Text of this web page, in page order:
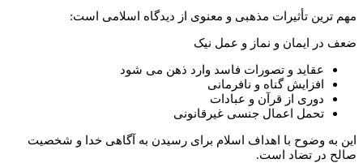
مهم ترین تأثیرات مذهبی و معنوی از دیدگاه اسلامی است:
ضعف در ایمان و نماز و عمل نیک
عقاید و تصورات فاسد وارد ذهن می شود
افزایش گناه و نافرمانی
دوری از قرآن و عبادات
تحمل اعمال جنسی غیرقانونی
این به وضوح با اهداف اسلام برای رسیدن به آگاهی خدا و شخصیت
صالح در تضاد است.